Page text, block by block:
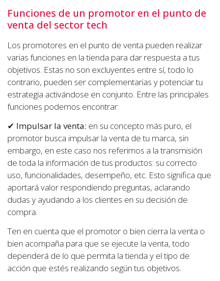
Funciones de un promotor en el punto de
venta del sector tech
Los promotores en el punto de venta pueden realizar
varias funciones en la tienda para dar respuesta a tus
objetivos. Estas no son excluyentes entre sí, todo lo
contrario, pueden ser complementarias y potenciar tu
estrategia activándose en conjunto. Entre las principales
funciones podemos encontrar:
✔ Impulsar la venta: en su concepto más puro, el
promotor busca impulsar la venta de tu marca, sin
embargo, en este caso nos referimos a la transmisión
de toda la información de tus productos: su correcto
uso, funcionalidades, desempeño, etc. Esto significa que
aportará valor respondiendo preguntas, aclarando
dudas y ayudando a los clientes en su decisión de
compra.
Ten en cuenta que el promotor o bien cierra la venta o
bien acompaña para que se ejecute la venta, todo
dependerá de lo que permita la tienda y el tipo de
acción que estés realizando según tus objetivos.